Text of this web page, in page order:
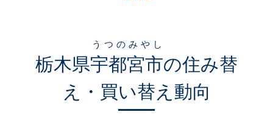
栃木県宇都宮市
うつのみやし
の住み替
え・買い替え動向